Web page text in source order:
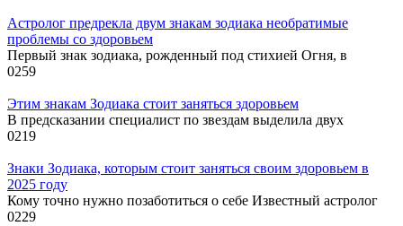
Астролог предрекла двум знакам зодиака необратимые
проблемы со здоровьем
Первый знак зодиака, рожденный под стихией Огня, в
0259
Этим знакам Зодиака стоит заняться здоровьем
В предсказании специалист по звездам выделила двух
0219
Знаки Зодиака, которым стоит заняться своим здоровьем в
2025 году
Кому точно нужно позаботиться о себе Известный астролог
0229